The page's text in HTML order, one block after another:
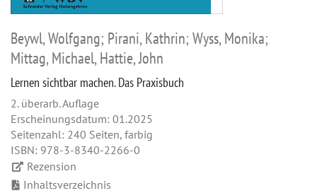
Beywl, Wolfgang; Pirani, Kathrin; Wyss, Monika;
Mittag, Michael, Hattie, John
Lernen sichtbar machen. Das Praxisbuch
2. überarb. Auflage
Erscheinungsdatum: 01.2025
Seitenzahl: 240 Seiten, farbig
ISBN: 978-3-8340-2266-0
Rezension
Inhaltsverzeichnis